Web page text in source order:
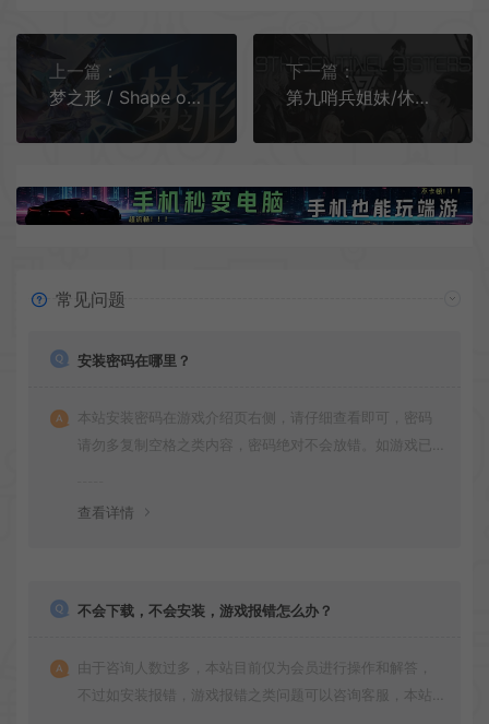
上一篇：
梦之形 / Shape of Dreams 硬核割草肉鸽动作游戏
下一篇：
第九哨兵姐妹/休闲肉鸽动作射击游戏 9th Sentinel Sisters 下载
常见问题
安装密码在哪里？
本站安装密码在游戏介绍页右侧，请仔细查看即可，密码
请勿多复制空格之类内容，密码绝对不会放错。如游戏已
查看详情
不会下载，不会安装，游戏报错怎么办？
由于咨询人数过多，本站目前仅为会员进行操作和解答，
不过如安装报错，游戏报错之类问题可以咨询客服，本站